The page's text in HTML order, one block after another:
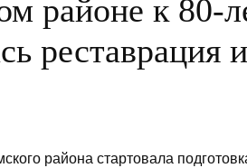
районе к 80-
реставрация
района стартовала